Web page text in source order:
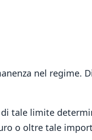
nel regime.
di tale limite
o oltre tale